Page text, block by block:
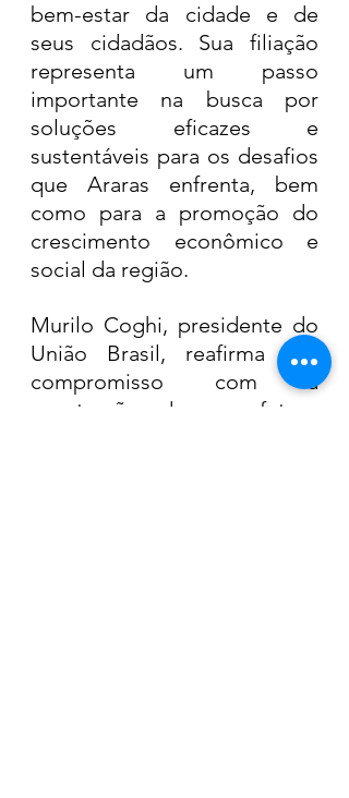
bem-estar da cidade e de
seus cidadãos. Sua filiação
representa um passo
importante na busca por
soluções eficazes e
sustentáveis para os desafios
que Araras enfrenta, bem
como para a promoção do
crescimento econômico e
social da região.
Murilo Coghi, presidente do
União Brasil, reafirma seu
compromisso com a
construção de um futuro